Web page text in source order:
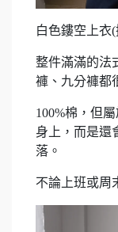
白色鏤空上衣
整件滿滿的法
褲、九分褲都
100%棉，但
身上，而是還
落。
不論上班或周